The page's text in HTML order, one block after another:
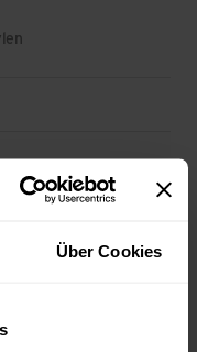
Über Cookies